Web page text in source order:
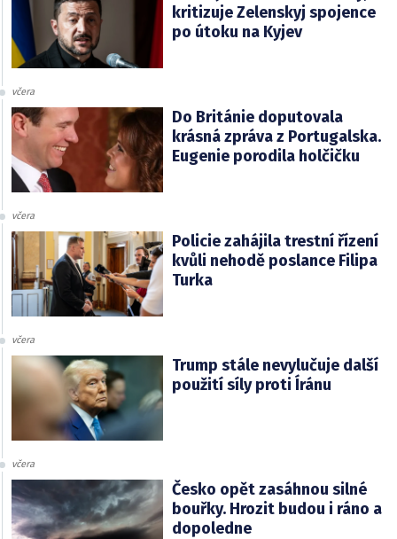
kritizuje Zelenskyj spojence
po útoku na Kyjev
včera
Do Británie doputovala
krásná zpráva z Portugalska.
Eugenie porodila holčičku
včera
Policie zahájila trestní řízení
kvůli nehodě poslance Filipa
Turka
včera
Trump stále nevylučuje další
použití síly proti Íránu
včera
Česko opět zasáhnou silné
bouřky. Hrozit budou i ráno a
dopoledne